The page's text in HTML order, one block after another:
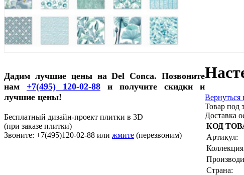
Дадим лучшие цены на Del Conca. Позвоните
нам +7(495) 120-02-88 и получите скидки и
лучшие цены!
Бесплатный дизайн-проект плитки в 3D
(при заказе плитки)
Звоните: +7(495)120-02-88 или жмите (перезвоним)
Вернуться
Товар под
Доставка
КОД
Артикул:
Страна: